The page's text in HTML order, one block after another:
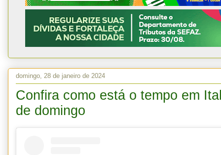
domingo, 28 de janeiro de 2024
Confira como está o tempo em
de domingo